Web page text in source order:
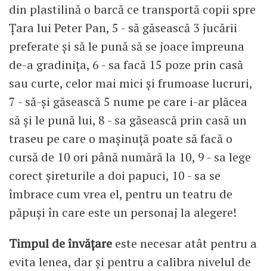
din plastilină o barcă ce transportă copii spre
Țara lui Peter Pan, 5 - să găsească 3 jucării
preferate și să le pună să se joace împreuna
de-a gradinița, 6 - sa facă 15 poze prin casă
sau curte, celor mai mici și frumoase lucruri,
7 - să-și găsească 5 nume pe care i-ar plăcea
să și le pună lui, 8 - sa găsească prin casă un
traseu pe care o mașinuță poate să facă o
cursă de 10 ori până numără la 10, 9 - sa lege
corect șireturile a doi papuci, 10 - sa se
îmbrace cum vrea el, pentru un teatru de
păpuși în care este un personaj la alegere!
Timpul de învățare este necesar atât pentru a
evita lenea, dar și pentru a calibra nivelul de